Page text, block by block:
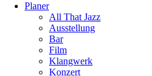
Planer
All That Jazz
Ausstellung
Bar
Film
Klangwerk
Konzert